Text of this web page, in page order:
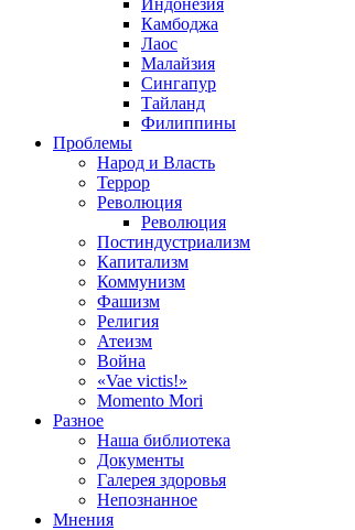
Камбоджа
Лаос
Малайзия
Сингапур
Тайланд
Филиппины
Проблемы
Народ и Власть
Террор
Революция
Революция
Постиндустриализм
Капитализм
Коммунизм
Фашизм
Религия
Атеизм
Война
«Vae victis!»
Momento Mori
Разное
Наша библиотека
Документы
Галерея здоровья
Непознанное
Мнения